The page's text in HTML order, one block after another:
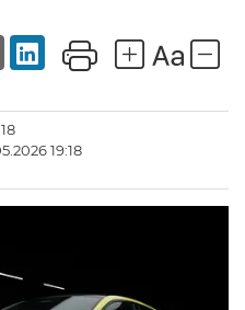
19:18